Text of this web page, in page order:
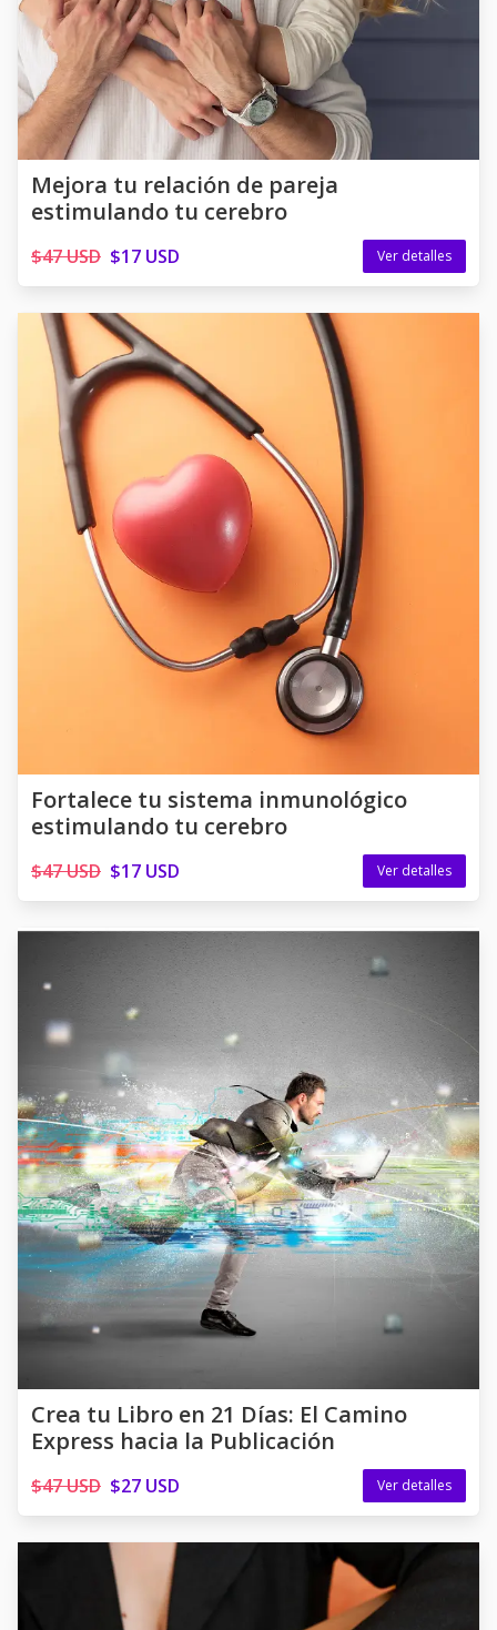
Mejora tu relación de pareja
estimulando tu cerebro
$47 USD $17 USD Ver detalles
Fortalece tu sistema inmunológico
estimulando tu cerebro
$47 USD $17 USD Ver detalles
Crea tu Libro en 21 Días: El Camino
Express hacia la Publicación
$47 USD $27 USD Ver detalles